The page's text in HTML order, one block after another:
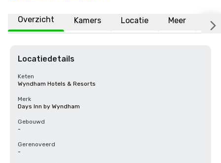
Overzicht Kamers Locatie Meer
Locatiedetails
Keten
Wyndham Hotels & Resorts
Merk
Days Inn by Wyndham
Gebouwd
-
Gerenoveerd
-